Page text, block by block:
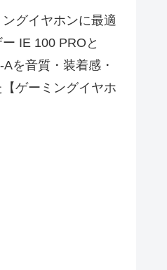
ングイヤホンに最適
IE 100 PROと
を音質・装着感・
ゲーミングイヤホ